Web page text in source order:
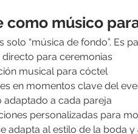
como músico
solo “música de fondo”. Es
directo para ceremonias
musical para cóctel
en momentos clave del
adaptado a cada pareja
personalizadas para
adapta al estilo de la boda